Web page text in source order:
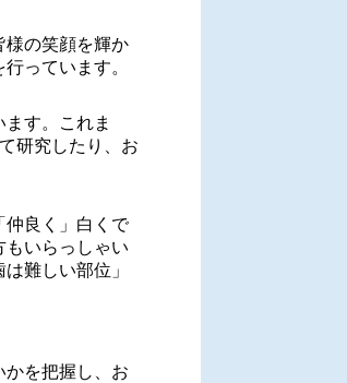
様の笑顔を輝か
っています。
す。これま
研究したり、お
仲良く」白くで
もいらっしゃい
難しい部位」
かを把握し、お